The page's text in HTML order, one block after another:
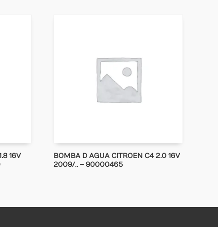
16V
BOMBA D AGUA CITROEN C4 2.0 16V
2009/.. – 90000465